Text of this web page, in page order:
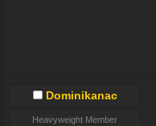
Dominikanac
Heavyweight Member